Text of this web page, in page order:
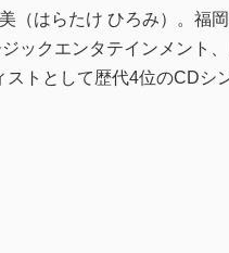
（はらたけ ひろみ）。福
ックエンタテインメント
トとして歴代4位のCDシ